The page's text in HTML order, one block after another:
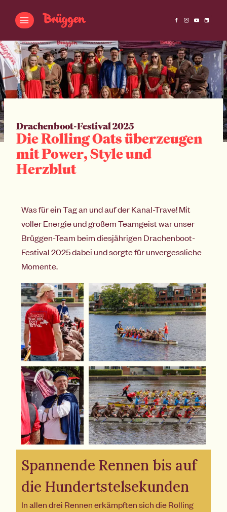
Drachenboot-Festival 2025
Die Rolling Oats überzeugen
mit Power, Style und
Herzblut
Was für ein Tag an und auf der Kanal-Trave! Mit
voller Energie und großem Teamgeist war unser
Brüggen-Team beim diesjährigen Drachenboot-
Festival 2025 dabei und sorgte für unvergessliche
Momente.
Spannende Rennen bis auf
die Hundertstelsekunden
In allen drei Rennen erkämpften sich die Rolling